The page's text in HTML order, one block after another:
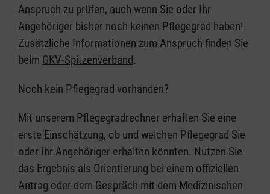
Anspruch zu prüfen, auch wenn Sie oder Ihr
Angehöriger bisher noch keinen Pflegegrad haben!
Zusätzliche Informationen zum Anspruch finden Sie
beim GKV-Spitzenverband.
Noch kein Pflegegrad vorhanden?​
Mit unserem Pflegegradrechner erhalten Sie eine
erste Einschätzung, ob und welchen Pflegegrad Sie
oder Ihr Angehöriger erhalten könnten. Nutzen Sie
das Ergebnis als Orientierung bei einem offiziellen
Antrag oder dem Gespräch mit dem Medizinischen